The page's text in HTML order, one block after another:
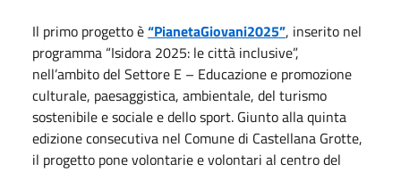
Il primo progetto è“PianetaGiovani2025”, inserito nel
programma “Isidora 2025: le città inclusive”,
nell’ambito del Settore E – Educazione e promozione
culturale, paesaggistica, ambientale, del turismo
sostenibile e sociale e dello sport. Giunto alla quinta
edizione consecutiva nel Comune di Castellana Grotte,
il progetto pone volontarie e volontari al centro del